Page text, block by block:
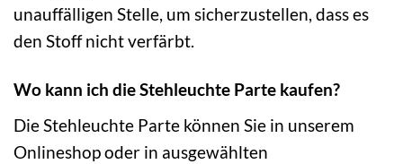
unauffälligen Stelle, um sicherzustellen, dass es
den Stoff nicht verfärbt.
Wo kann ich die Stehleuchte Parte kaufen?
Die Stehleuchte Parte können Sie in unserem
Onlineshop oder in ausgewählten